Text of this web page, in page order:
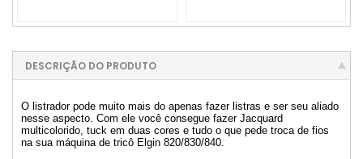
DESCRIÇÃO DO PRODUTO
O listrador pode muito mais do apenas fazer listras e ser seu aliado
nesse aspecto. Com ele você consegue fazer Jacquard
multicolorido, tuck em duas cores e tudo o que pede troca de fios
na sua máquina de tricô Elgin 820/830/840.